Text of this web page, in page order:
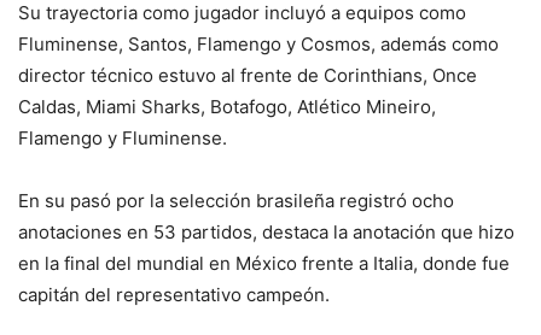
Su trayectoria como jugador incluyó a equipos como
Fluminense, Santos, Flamengo y Cosmos, además como
director técnico estuvo al frente de Corinthians, Once
Caldas, Miami Sharks, Botafogo, Atlético Mineiro,
Flamengo y Fluminense.
En su pasó por la selección brasileña registró ocho
anotaciones en 53 partidos, destaca la anotación que hizo
en la final del mundial en México frente a Italia, donde fue
capitán del representativo campeón.